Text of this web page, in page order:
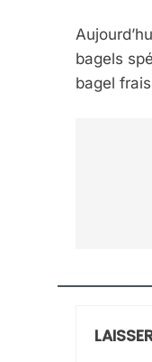
bagels
bagel